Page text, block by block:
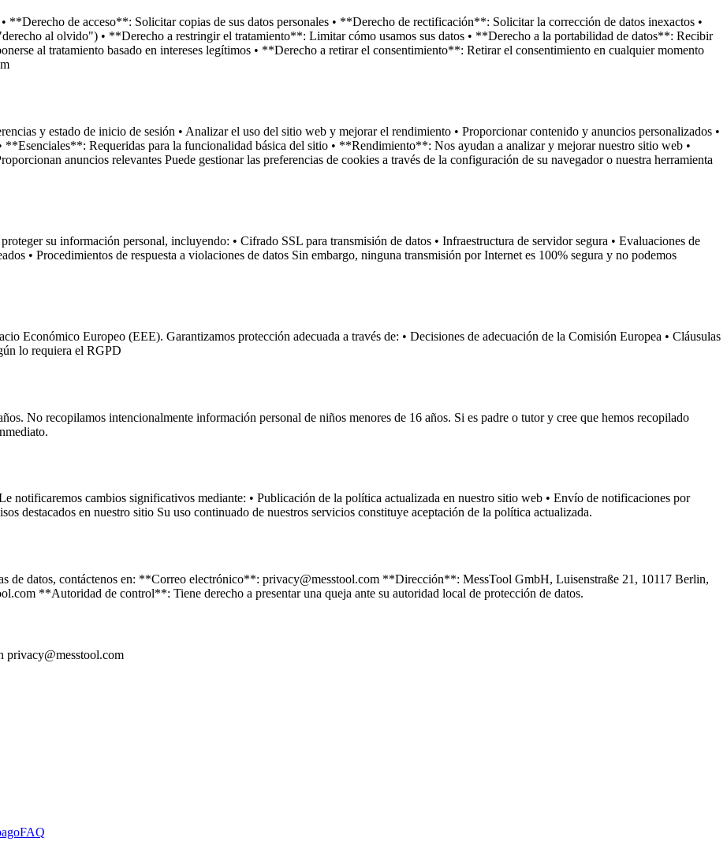
• **Derecho de acceso**: Solicitar copias de sus datos personales • **Derecho de rectificación**: Solicitar la corrección de datos inexactos •
al olvido") • **Derecho a restringir el tratamiento**: Limitar cómo usamos sus datos • **Derecho a la portabilidad de datos**: Recibir
al tratamiento basado en intereses legítimos • **Derecho a retirar el consentimiento**: Retirar el consentimiento en cualquier momento
y estado de inicio de sesión • Analizar el uso del sitio web y mejorar el rendimiento • Proporcionar contenido y anuncios personalizados •
Requeridas para la funcionalidad básica del sitio • **Rendimiento**: Nos ayudan a analizar y mejorar nuestro sitio web •
anuncios relevantes Puede gestionar las preferencias de cookies a través de la configuración de su navegador o nuestra herramienta
su información personal, incluyendo: • Cifrado SSL para transmisión de datos • Infraestructura de servidor segura • Evaluaciones de
• Procedimientos de respuesta a violaciones de datos Sin embargo, ninguna transmisión por Internet es 100% segura y no podemos
Económico Europeo (EEE). Garantizamos protección adecuada a través de: • Decisiones de adecuación de la Comisión Europea • Cláusulas
lo requiera el RGPD
No recopilamos intencionalmente información personal de niños menores de 16 años. Si es padre o tutor y cree que hemos recopilado
notificaremos cambios significativos mediante: • Publicación de la política actualizada en nuestro sitio web • Envío de notificaciones por
destacados en nuestro sitio Su uso continuado de nuestros servicios constituye aceptación de la política actualizada.
de datos, contáctenos en: **Correo electrónico**: privacy@messtool.com **Dirección**: MessTool GmbH, Luisenstraße 21, 10117 Berlin,
**Autoridad de control**: Tiene derecho a presentar una queja ante su autoridad local de protección de datos.
privacy@messtool.com
FAQ